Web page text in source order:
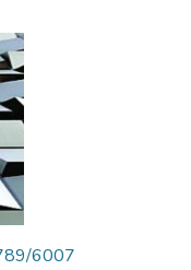
6007